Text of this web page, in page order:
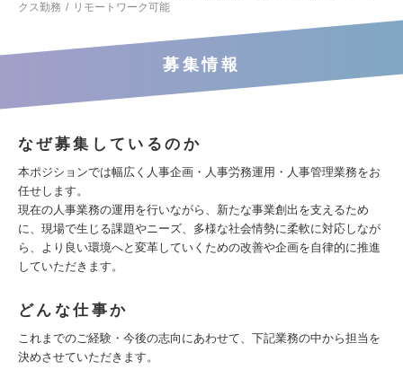
クス勤務
リモートワーク可能
募集情報
なぜ募集しているのか
本ポジションでは幅広く人事企画・人事労務運用・人事管理業務をお
任せします。
現在の人事業務の運用を行いながら、新たな事業創出を支えるため
に、現場で生じる課題やニーズ、多様な社会情勢に柔軟に対応しなが
ら、より良い環境へと変革していくための改善や企画を自律的に推進
していただきます。
どんな仕事か
これまでのご経験・今後の志向にあわせて、下記業務の中から担当を
決めさせていただきます。